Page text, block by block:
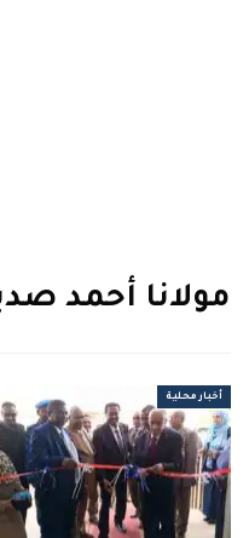
مولانا أحمد
أخبار محلية